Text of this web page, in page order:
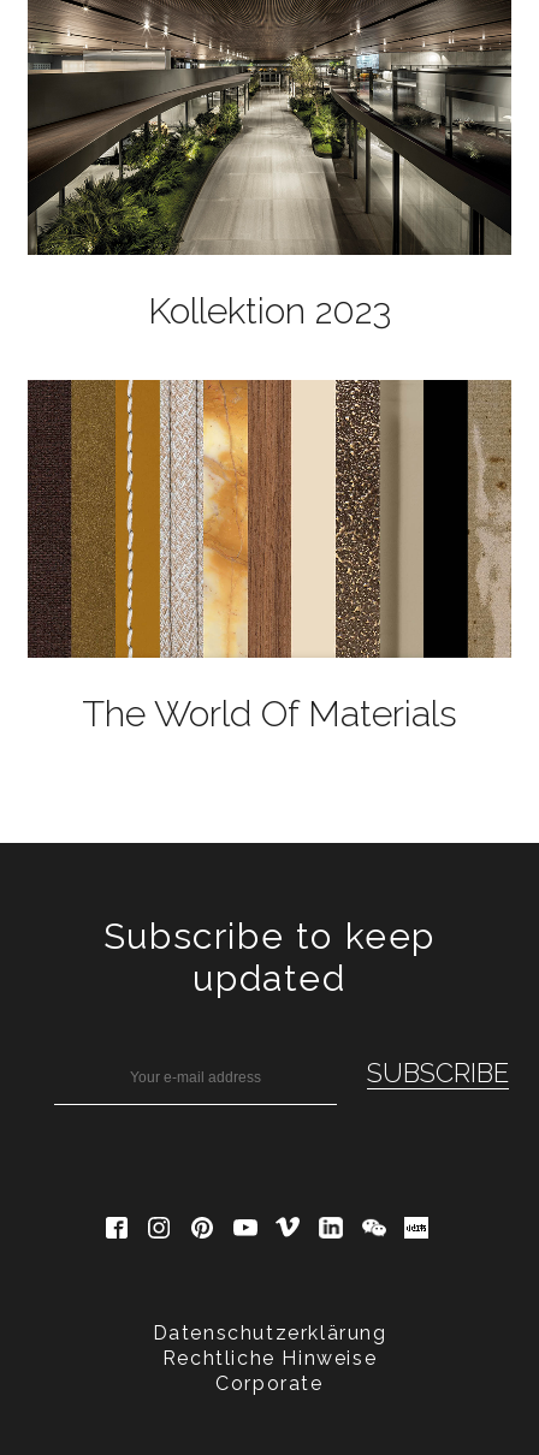
Kollektion 2023
The World Of Materials
Subscribe to keep
updated
Datenschutzerklärung
Rechtliche Hinweise
Corporate